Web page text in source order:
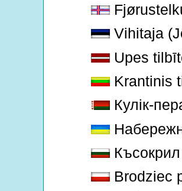
Vihitaja
Upes
Krantinis
Кулік-
Brodziec